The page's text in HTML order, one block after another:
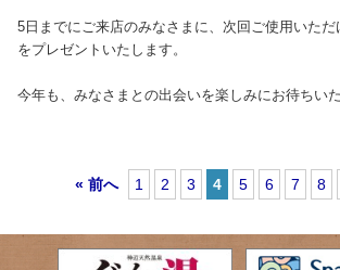
5日までにご来店のみなさまに、次回ご使用いた
をプレゼントいたします。
今年も、みなさまとの出会いを楽しみにお待ちい
« 前へ 1 2 3 4 5 6 7 8